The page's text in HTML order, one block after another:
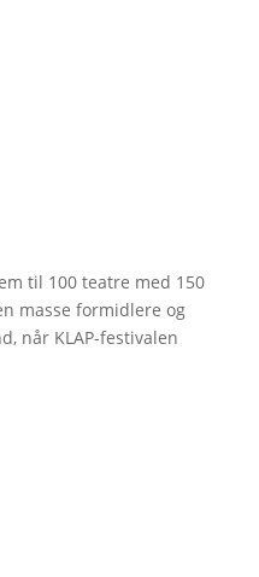
til 100 teatre med 150
masse formidlere og
når KLAP-festivalen